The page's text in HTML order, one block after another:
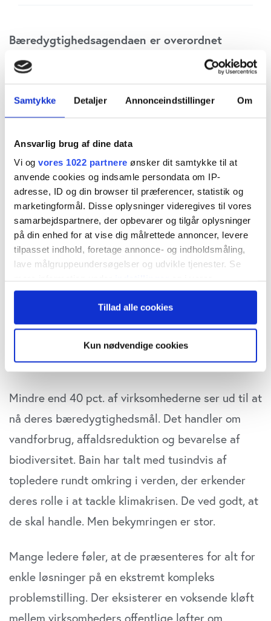
Samtykke Detaljer Annonceindstillinger Om
Ansvarlig brug af dine data
Vi og vores 1022 partnere ønsker dit samtykke til at
anvende cookies og indsamle persondata om IP-
adresse, ID og din browser til præferencer, statistik og
marketingformål. Disse oplysninger videregives til vores
samarbejdspartnere, der opbevarer og tilgår oplysninger
på din enhed for at vise dig målrettede annoncer, levere
tilpasset indhold, foretage annonce- og indholdsmåling,
lave målgruppeundersøgelser og udvikle tjenester. Se
persondatapolitik. Du kan altid trække dit samtykke
tilbage eller ændre indstillinger fra vores
"Cookiedeklaration", eller ved at trykke på "Privacy
Hvis du tillader det, vil vi også gerne:
der kan være nøjagtig inden for få meter
dens unikke karakteristika (fingerprinting)
Dine valg anvendes på hele websitet.
annoncer, til at vise dig funktioner til sociale medier og til
at analysere vores trafik. Vi deler også oplysninger om
din brug af vores website med vores partnere inden for
sociale medier, annonceringspartnere og
data med andre oplysninger, du har givet dem, eller som
de har indsamlet fra din brug af deres tjenester. Du
samtykker til vores cookies, hvis du fortsætter med at
anvende vores hjemmeside.
Tillad alle cookies
Kun nødvendige cookies
Bæredygtighedsagendaen er overordnet
superenkel. Vi har et stort problem, der skal
meget komplekst. Der er ikke en simpel
løsning. Det kræver vision og pragmatik.
Konsulenthuset Bain & Company
kritiske spørgsmål, alle CEO’er bør stille.
Klimakrisen vil medføre store forandringer af to
grunde: For det første vil vi blive nødt til at
tilpasse os den nuværende situation ved aktivt at
bidrage til at bremse klimaforandringer. For det
alvorligere kriser i fremtiden. Videnskaben er
altså klar: At håndtere klimakrisen kræver en
kombination af nye teknologier, politikker og
ændringer i adfærdsmønstre.
Mindre end 40 pct. af virksomhederne ser ud til at
nå deres bæredygtighedsmål. Det handler om
vandforbrug, affaldsreduktion og bevarelse af
biodiversitet. Bain har talt med tusindvis af
topledere rundt omkring i verden, der erkender
deres rolle i at tackle klimakrisen. De ved godt, at
de skal handle. Men bekymringen er stor.
Mange ledere føler, at de præsenteres for alt for
enkle løsninger på en ekstremt kompleks
problemstilling. Der eksisterer en voksende kløft
mellem virksomheders offentlige løfter om